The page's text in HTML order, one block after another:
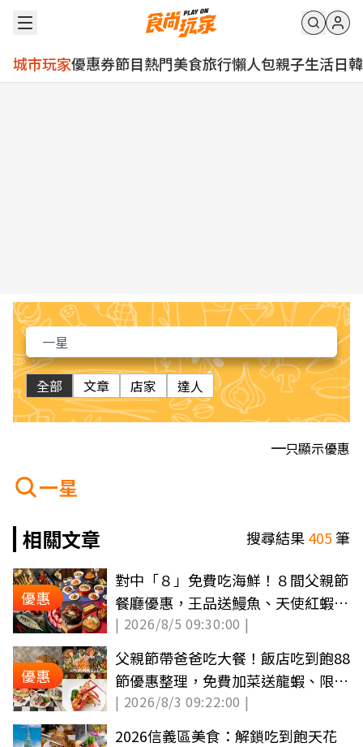
城市玩家優惠券節目熱門美食旅行懶人包親子生活日韓
全部 文章 店家 達人
只顯示優惠
一星
相關文章
搜尋結果405筆
優惠
對中「８」免費吃海鮮！８間父親節
餐廳優惠，王品送鰻魚、天使紅蝦、
買一送一
| 2026/8/5 09:30:00 |
優惠
父親節帶爸爸吃大餐！飯店吃到飽88
節優惠整理，免費加菜送龍蝦、限定
甜點
| 2026/8/3 09:22:00 |
2026信義區美食：解鎖吃到飽天花